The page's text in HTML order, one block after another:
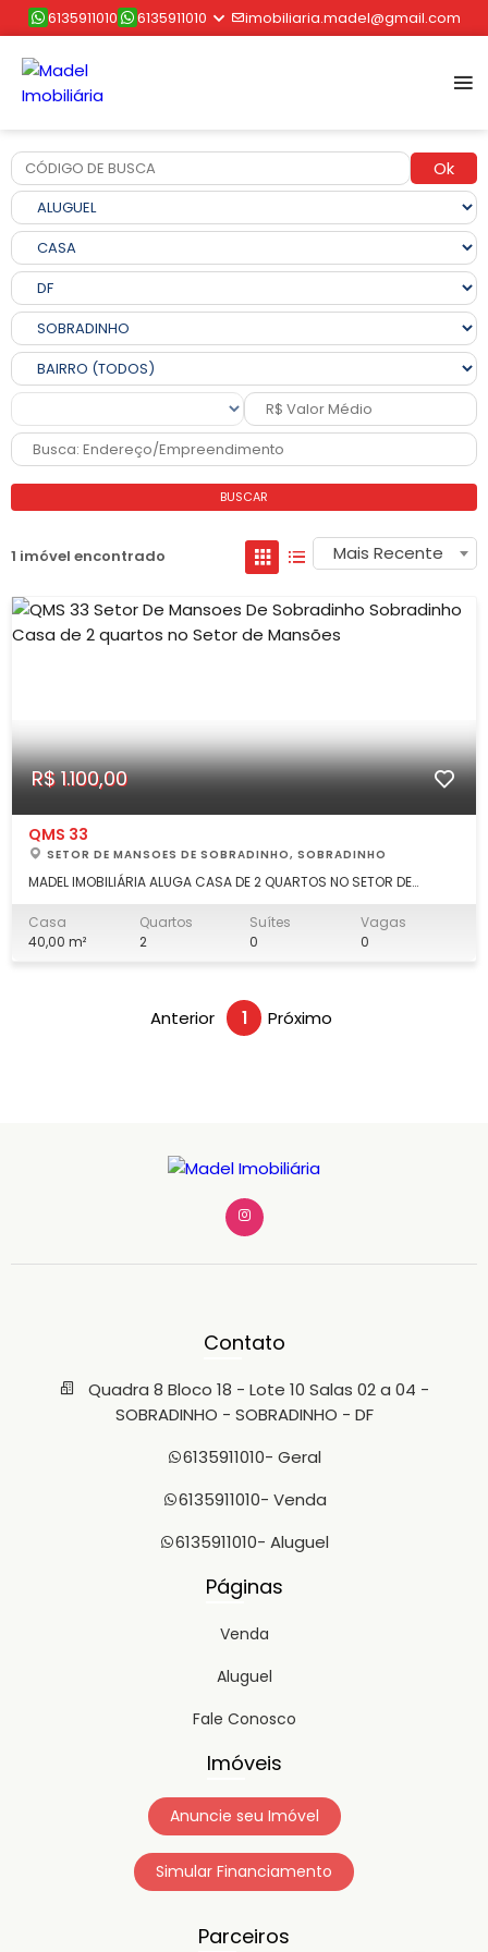
6135911010 6135911010 imobiliaria.madel@gmail.com
Ok
BUSCAR
1 imóvel encontrado Mais Recente
R$ 1.100,00
QMS 33
SETOR DE MANSOES DE SOBRADINHO, SOBRADINHO
MADEL IMOBILIÁRIA ALUGA CASA DE 2 QUARTOS NO SETOR DE
social, cozinha, área de serviço. Não é sozinho no lote,
"condomínio" familiar. LOCALIZAÇÃO: QMS 33, na subida do
Casa
40,00 m²
Quartos
2
Suítes
0
Vagas
0
Anterior 1 Próximo
Contato
Quadra 8 Bloco 18 - Lote 10 Salas 02 a 04 -
SOBRADINHO - SOBRADINHO - DF
6135911010- Geral
6135911010- Venda
6135911010- Aluguel
Páginas
Venda
Aluguel
Fale Conosco
Imóveis
Anuncie seu Imóvel
Simular Financiamento
Parceiros